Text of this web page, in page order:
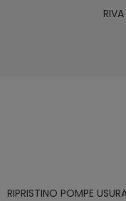
RIPRISTINO POMPE